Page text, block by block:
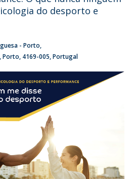
do desporto e
- Porto
Porto 4169-005 Portugal